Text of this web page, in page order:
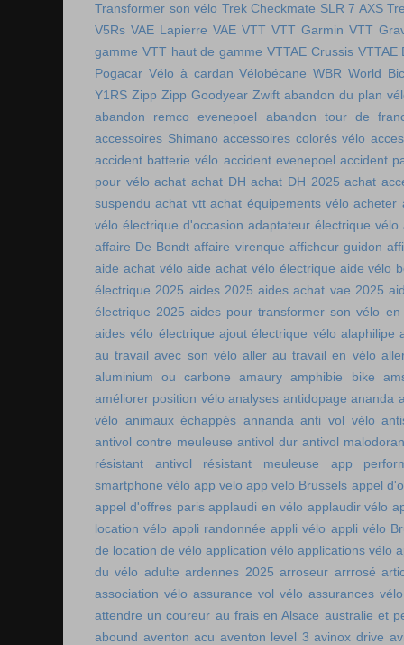
Transformer son vélo Trek Checkmate SLR 7 AXS
V5Rs VAE Lapierre VAE VTT VTT Garmin VTT
gamme VTT haut de gamme VTTAE Crussis VTTAE
Pogacar Vélo à cardan Vélobécane WBR World
Y1RS Zipp Zipp Goodyear Zwift abandon du plan
abandon remco evenepoel
abandon tour de
accessoires Shimano accessoires colorés vélo
accident batterie vélo accident evenepoel accident
pour vélo achat achat DH achat DH 2025 achat
suspendu achat vtt achat équipements vélo acheter
vélo électrique d'occasion adaptateur électrique vélo
affaire De Bondt affaire virenque afficheur guidon
aide achat vélo aide achat vélo électrique aide vélo
électrique 2025 aides 2025 aides achat vae 2025
électrique 2025 aides pour transformer son vélo en
aides vélo électrique ajout électrique vélo alaphilipe
au travail avec son vélo aller au travail en vélo
aluminium ou carbone
amaury amphibie bike
améliorer position vélo analyses antidopage ananda
vélo animaux échappés annanda anti vol vélo
antivol contre meuleuse antivol dur antivol
résistant
antivol résistant meuleuse
app
smartphone vélo app velo app velo Brussels appel
appel d'offres paris applaudi en vélo applaudir vélo
location vélo appli randonnée appli vélo appli vélo
de location de vélo application vélo applications vélo
du vélo adulte ardennes 2025 arroseur arrrosé
association vélo assurance vol vélo assurances vélo
attendre un coureur au frais en Alsace australie et
abound aventon acu aventon level 3 avinox drive